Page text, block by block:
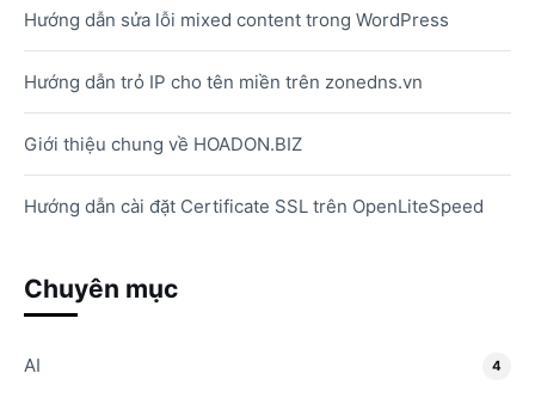
Hướng dẫn sửa lỗi mixed content trong WordPress
Hướng dẫn trỏ IP cho tên miền trên zonedns.vn
Giới thiệu chung về HOADON.BIZ
Hướng dẫn cài đặt Certificate SSL trên OpenLiteSpeed
Chuyên mục
AI 4